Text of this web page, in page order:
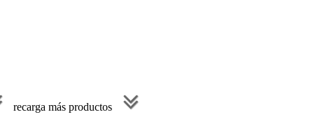
recarga más productos